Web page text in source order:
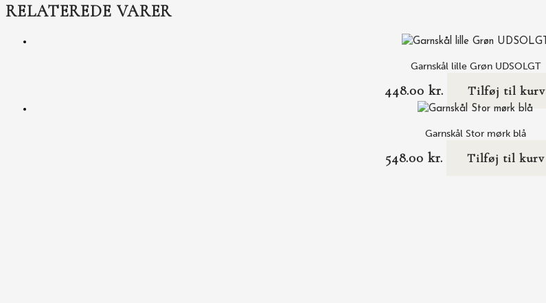
RELATEREDE VARER
Garnskål lille Grøn UDSOLGT
448.00kr. Tilføj til kurv
Garnskål Stor mørk blå
548.00kr. Tilføj til kurv